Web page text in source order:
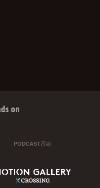
on
PODCAST番組